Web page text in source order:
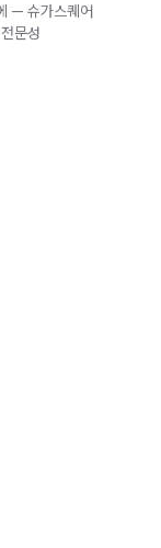
— 슈가스퀘어
문성